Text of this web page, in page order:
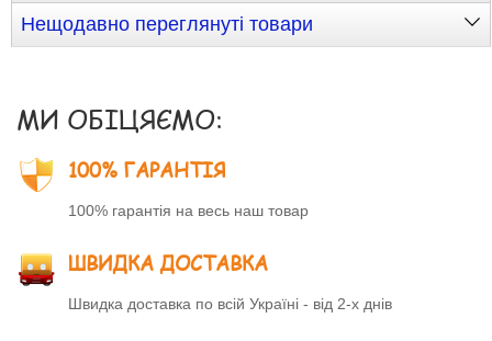
Нещодавно переглянуті товари
МИ ОБІЦЯЄМО:
100% ГАРАНТІЯ
100% гарантія на весь наш товар
ШВИДКА ДОСТАВКА
Швидка доставка по всій Україні - від 2-х днів